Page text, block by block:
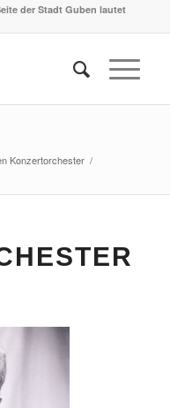
der Stadt Guben lautet
Konzertorchester /